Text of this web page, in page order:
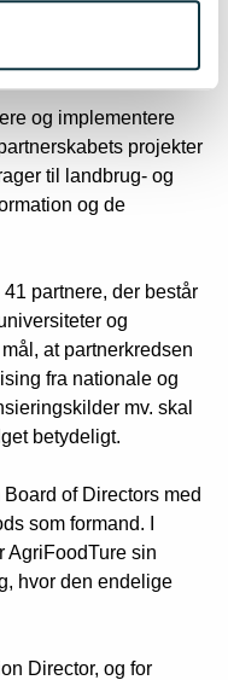
i forbindelse med
og implementere
projekter
til landbrug- og
og de
partnere, der består
og
at partnerkredsen
fra nationale og
mv. skal
betydeligt.
of Directors med
som formand. I
AgriFoodTure sin
hvor den endelige
Director, og for